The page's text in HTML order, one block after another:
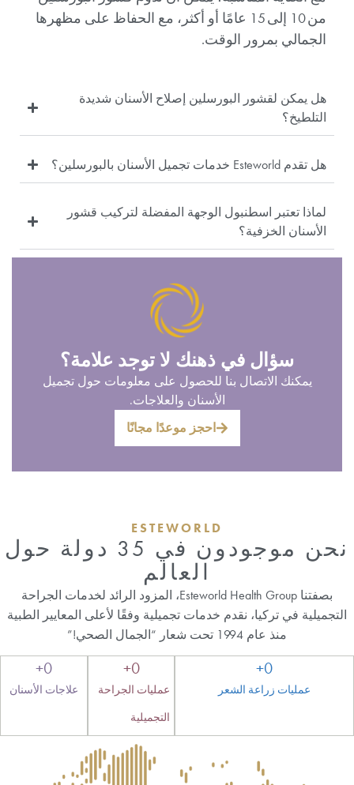
سؤال في ذهنك لا توجد علامة؟
يمكنك الاتصال بنا للحصول على معلومات حول تجميل
الأسنان والعلاجات.
احجز موعدًا مجانًا
من 10 إلى 15 عامًا أو أكثر، مع الحفاظ على مظهرها
الجمالي بمرور الوقت.
هل يمكن لقشور البورسلين إصلاح الأسنان شديدة
التلطيخ؟
هل تقدم Esteworld خدمات تجميل الأسنان بالبورسلين؟
لماذا تعتبر اسطنبول الوجهة المفضلة لتركيب قشور
الأسنان الخزفية؟
ESTEWORLD
نحن موجودون في 35 دولة حول
العالم
بصفتنا Esteworld Health Group، المزود الرائد لخدمات الجراحة
التجميلية في تركيا، نقدم خدمات تجميلية وفقًا لأعلى المعايير الطبية
منذ عام 1994 تحت شعار “الجمال الصحي!”
عمليات زراعة الشعر
0
+
عمليات الجراحة
التجميلية
0
+
علاجات الأسنان
0
+